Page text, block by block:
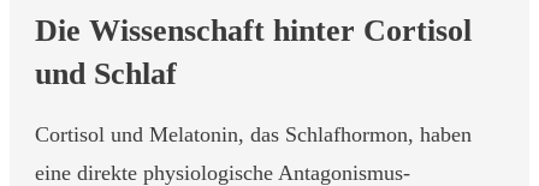
Die Wissenschaft hinter Cortisol
und Schlaf
Cortisol und Melatonin, das Schlafhormon, haben
eine direkte physiologische Antagonismus-